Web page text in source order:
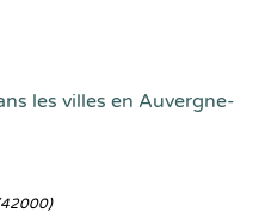
les villes en Auvergne-